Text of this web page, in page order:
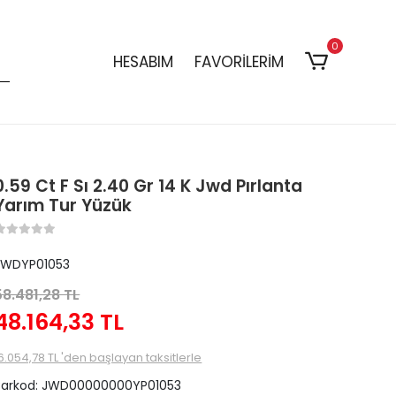
HESABIM FAVORİLERİM
0
Ct F Sı 2.40 Gr 14 K Jwd Pırlanta
Tur Yüzük
TL
TL
TL 'den başlayan taksitlerle
JWD00000000YP01053